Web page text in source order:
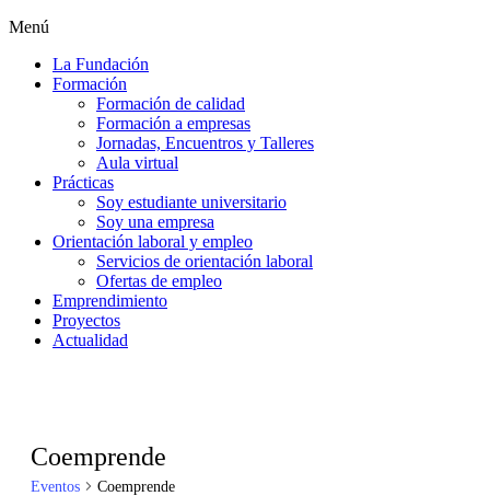
Menú
La Fundación
Formación
Formación de calidad
Formación a empresas
Jornadas, Encuentros y Talleres
Aula virtual
Prácticas
Soy estudiante universitario
Soy una empresa
Orientación laboral y empleo
Servicios de orientación laboral
Ofertas de empleo
Emprendimiento
Proyectos
Actualidad
Coemprende
Eventos Coemprende